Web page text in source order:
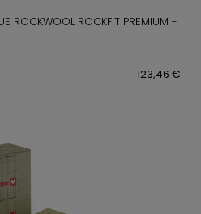
ROCKWOOL ROCKFIT PREMIUM -
123,46 €